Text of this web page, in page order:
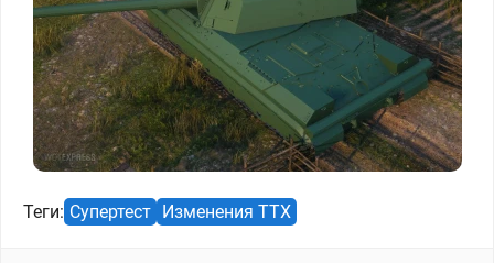
Теги: Супертест Изменения ТТХ